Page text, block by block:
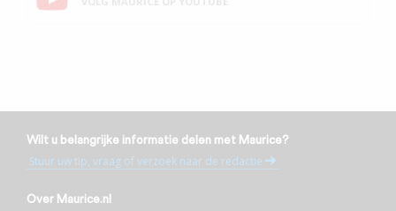
Wilt u belangrijke informatie delen met Maurice?
Stuur uw tip, vraag of verzoek naar de redactie
Over Maurice.nl